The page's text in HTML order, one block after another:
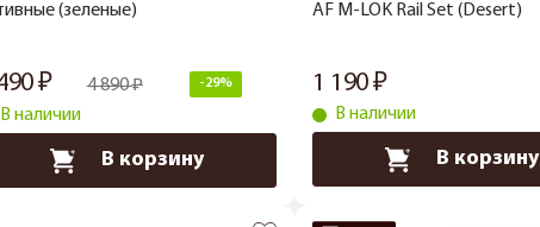
(зеленые)
4 890 -29%
В наличии
В корзину
AF M-LOK Rail Set (Desert)
1 190
В наличии
В корзину